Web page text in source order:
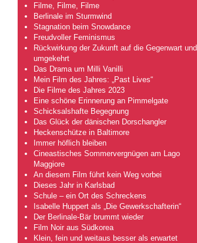
Filme, Filme, Filme
Berlinale im Sturmwind
Stagnation beim Snowdance
Freudvoller Feminismus
Rückwirkung der Zukunft auf die Gegenwart und
umgekehrt
Das Drama um Milli Vanilli
Mein Film des Jahres: „Past Lives“
Die Filme des Jahres 2023
Eine schöne Erinnerung an Pimmelgate
Schicksalshafte Begegnung
Das Glück der dänischen Dorschangler
Heckenschütze in Baltimore
Immer höflich bleiben
Cineastisches Sommervergnügen am Lago
Maggiore
An diesem Film führt kein Weg vorbei
Dieses Jahr in Karlsbad
Schule – ein Ort des Schreckens
Isabelle Huppert als „Die Gewerkschafterin“
Der Berlinale-Bär brummt wieder
Film Noir aus Südkorea
Klein, fein und weitaus besser als erwartet